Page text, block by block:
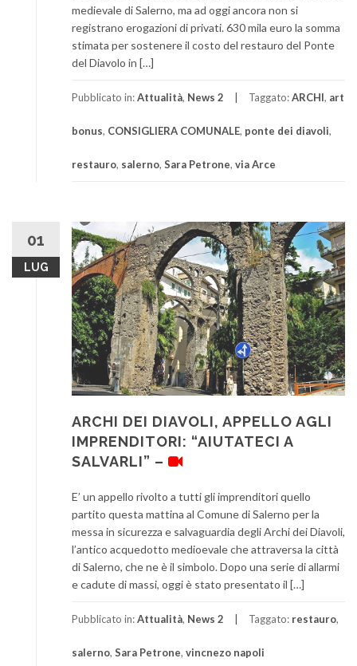
medievale di Salerno, ma ad oggi ancora non si
registrano erogazioni di privati. 630 mila euro la somma
stimata per sostenere il costo del restauro del Ponte
del Diavolo in […]
Pubblicato in:Attualità, News 2 Taggato:ARCHI, art
bonus, CONSIGLIERA COMUNALE, ponte dei diavoli,
restauro, salerno, Sara Petrone, via Arce
01
LUG
ARCHI DEI DIAVOLI, APPELLO AGLI
IMPRENDITORI: “AIUTATECI A
SALVARLI” –
E’ un appello rivolto a tutti gli imprenditori quello
partito questa mattina al Comune di Salerno per la
messa in sicurezza e salvaguardia degli Archi dei Diavoli,
l’antico acquedotto medioevale che attraversa la città
di Salerno, che ne è il simbolo. Dopo una serie di allarmi
e cadute di massi, oggi è stato presentato il […]
Pubblicato in:Attualità, News 2 Taggato: restauro,
salerno, Sara Petrone, vincnezo napoli